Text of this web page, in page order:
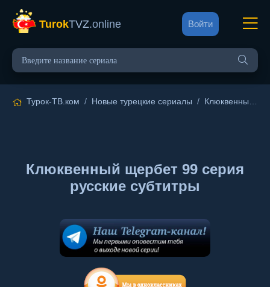
TurokTVZ.online Войти
Турок-ТВ.ком / Новые турецкие сериалы / Клюквенный щербет
Клюквенный щербет 99 серия
русские субтитры